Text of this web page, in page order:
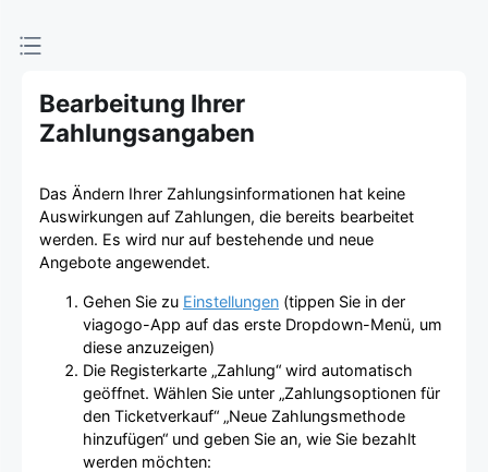
Bearbeitung Ihrer
Zahlungsangaben
Das Ändern Ihrer Zahlungsinformationen hat keine
Auswirkungen auf Zahlungen, die bereits bearbeitet
werden. Es wird nur auf bestehende und neue
Angebote angewendet.
Gehen Sie zu Einstellungen (tippen Sie in der
viagogo-App auf das erste Dropdown-Menü, um
diese anzuzeigen)
Die Registerkarte „Zahlung“ wird automatisch
geöffnet. Wählen Sie unter „Zahlungsoptionen für
den Ticketverkauf“ „Neue Zahlungsmethode
hinzufügen“ und geben Sie an, wie Sie bezahlt
werden möchten: